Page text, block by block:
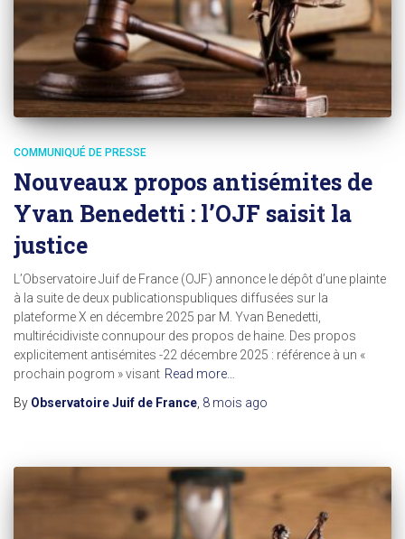
COMMUNIQUÉ DE PRESSE
Nouveaux propos antisémites de
Yvan Benedetti : l’OJF saisit la
justice
L’Observatoire Juif de France (OJF) annonce le dépôt d’une plainte
à la suite de deux publicationspubliques diffusées sur la
plateforme X en décembre 2025 par M. Yvan Benedetti,
multirécidiviste connupour des propos de haine. Des propos
explicitement antisémites -22 décembre 2025 : référence à un «
prochain pogrom » visant Read more…
By Observatoire Juif de France, 8 mois ago